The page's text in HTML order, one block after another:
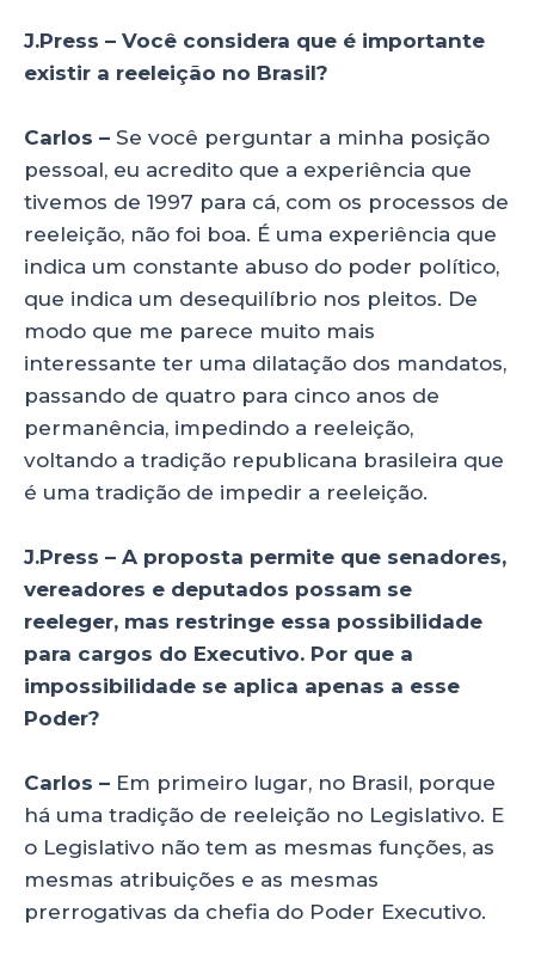
J.Press – Você considera que é importante
existir a reeleição no Brasil?
Carlos – Se você perguntar a minha posição
pessoal, eu acredito que a experiência que
tivemos de 1997 para cá, com os processos de
reeleição, não foi boa. É uma experiência que
indica um constante abuso do poder político,
que indica um desequilíbrio nos pleitos. De
modo que me parece muito mais
interessante ter uma dilatação dos mandatos,
passando de quatro para cinco anos de
permanência, impedindo a reeleição,
voltando a tradição republicana brasileira que
é uma tradição de impedir a reeleição.
J.Press – A proposta permite que senadores,
vereadores e deputados possam se
reeleger, mas restringe essa possibilidade
para cargos do Executivo. Por que a
impossibilidade se aplica apenas a esse
Poder?
Carlos – Em primeiro lugar, no Brasil, porque
há uma tradição de reeleição no Legislativo. E
o Legislativo não tem as mesmas funções, as
mesmas atribuições e as mesmas
prerrogativas da chefia do Poder Executivo.